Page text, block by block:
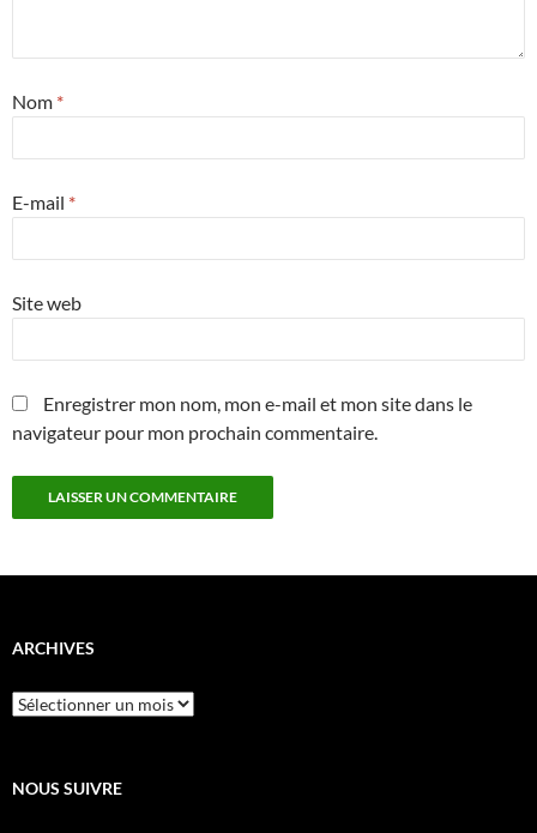
Nom *
E-mail *
Site web
Enregistrer mon nom, mon e-mail et mon site dans le
navigateur pour mon prochain commentaire.
ARCHIVES
Archives
NOUS SUIVRE